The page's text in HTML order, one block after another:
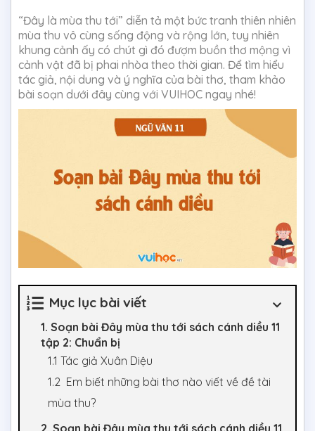
“Đây là mùa thu tới” diễn tả một bức tranh thiên nhiên
mùa thu vô cùng sống động và rộng lớn, tuy nhiên
khung cảnh ấy có chút gì đó đượm buồn thơ mộng vì
cảnh vật đã bị phai nhòa theo thời gian. Để tìm hiểu
tác giả, nội dung và ý nghĩa của bài thơ, tham khảo
bài soạn dưới đây cùng với VUIHOC ngay nhé!
Mục lục bài viết
1. Soạn bài Đây mùa thu tới sách cánh diều 11
tập 2: Chuẩn bị
1.1 Tác giả Xuân Diệu
1.2 Em biết những bài thơ nào viết về đề tài
mùa thu?